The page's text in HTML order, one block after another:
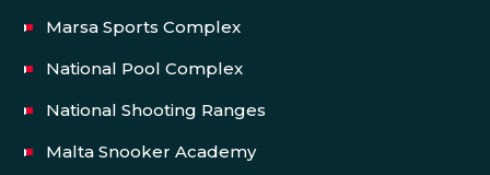
Marsa Sports Complex
National Pool Complex
National Shooting Ranges
Malta Snooker Academy